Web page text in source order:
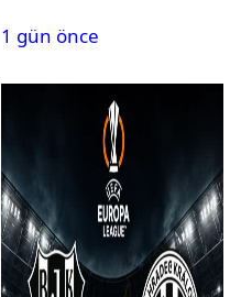
Siyah-Beyazlıların 11’i
1 gün önce